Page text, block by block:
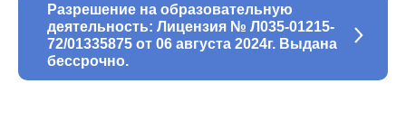
Разрешение на образовательную
деятельность: Лицензия № Л035-01215-
72/01335875 от 06 августа 2024г. Выдана
бессрочно.